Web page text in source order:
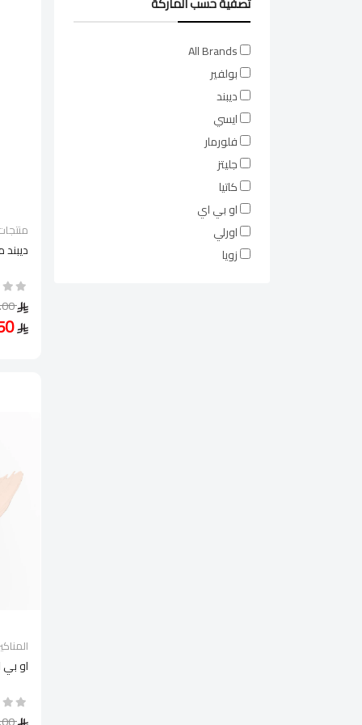
50.00
37.50
او
All Brands
بولفير
ديبند
ايسي
فلورمار
جليتز
كاتيا
او بي اي
اورلي
زويا